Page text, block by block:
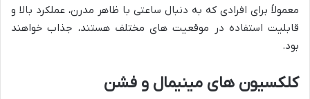
معمولاً برای افرادی که به دنبال ساعتی با ظاهر مدرن، عملکرد بالا و
قابلیت استفاده در موقعیت های مختلف هستند، جذاب خواهند
بود.
کلکسیون های مینیمال و فشن